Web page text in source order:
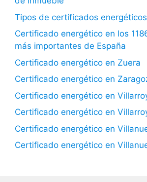
Tipos de certificados energéticos
Certificado energético en los
más importantes de España
Certificado energético en Zuera
Certificado energético en
Certificado energético en
Certificado energético en
Certificado energético en
Certificado energético en